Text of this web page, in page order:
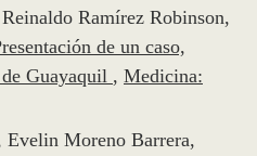
Ramírez Robinson,
de un caso,
Guayaquil , Medicina:
Evelin Moreno Barrera,